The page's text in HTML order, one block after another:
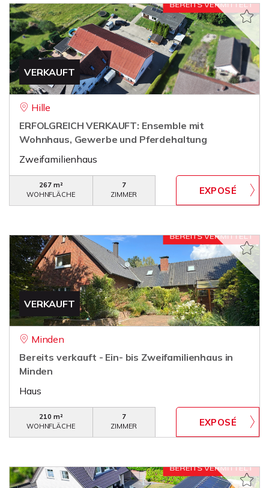
VERKAUFT
Hille
ERFOLGREICH VERKAUFT: Ensemble mit
Wohnhaus, Gewerbe und Pferdehaltung
Zweifamilienhaus
267 m²
WOHNFLÄCHE
7
ZIMMER
VERKAUFT
Minden
Bereits verkauft - Ein- bis Zweifamilienhaus in
Minden
Haus
210 m²
WOHNFLÄCHE
7
ZIMMER